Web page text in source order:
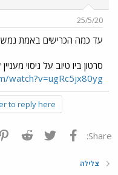
ו
ש
א
ר
25/5/20
עד כמה הכרישים באמת
סרטון ביו טיוב על ניסוי
watch?v=ugRc5jx80yg
to reply here.
Share: פייסבוק Twitter
צלילה